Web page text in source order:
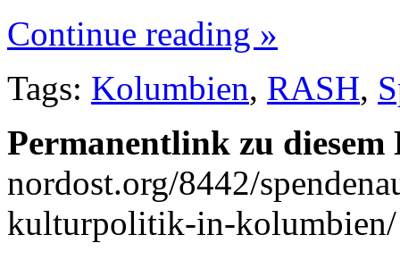
Continue reading »
Tags: Kolumbien, RASH,
Permanentlink zu
nordost.org/8442/
kulturpolitik-in-kolumbien/